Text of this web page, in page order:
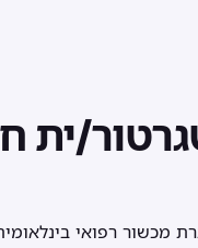
ית
מכשור רפואי